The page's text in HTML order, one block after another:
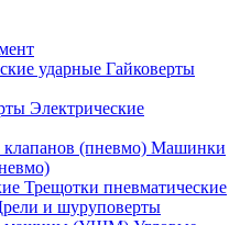
Гайковерты
Электрические
Машинки
Трещотки пневматические
и шуруповерты